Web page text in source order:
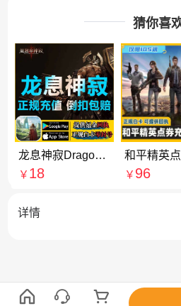
猜你喜
龙息神寂Dragonheir: Silent Gods 充值 7000龙晶石 代充
￥ 18
和平精英
￥ 96
详情